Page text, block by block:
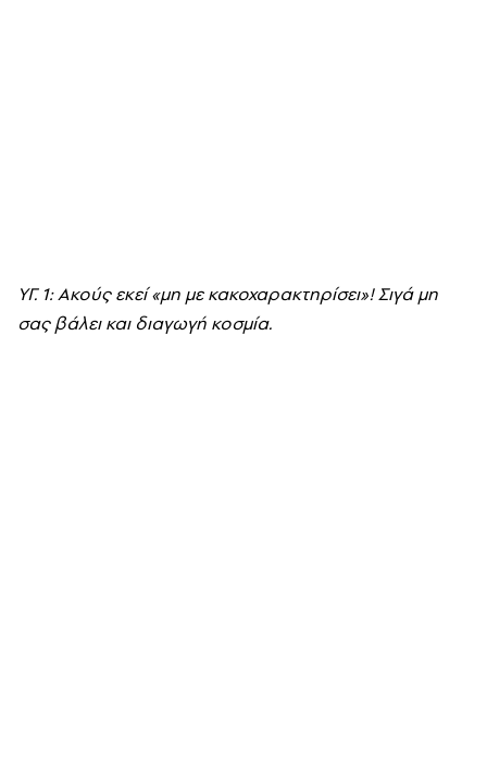
YΓ. 1: Aκούς εκεί «μη με κακοχαρακτηρίσει»! Σιγά μη
σας βάλει και διαγωγή κοσμία.